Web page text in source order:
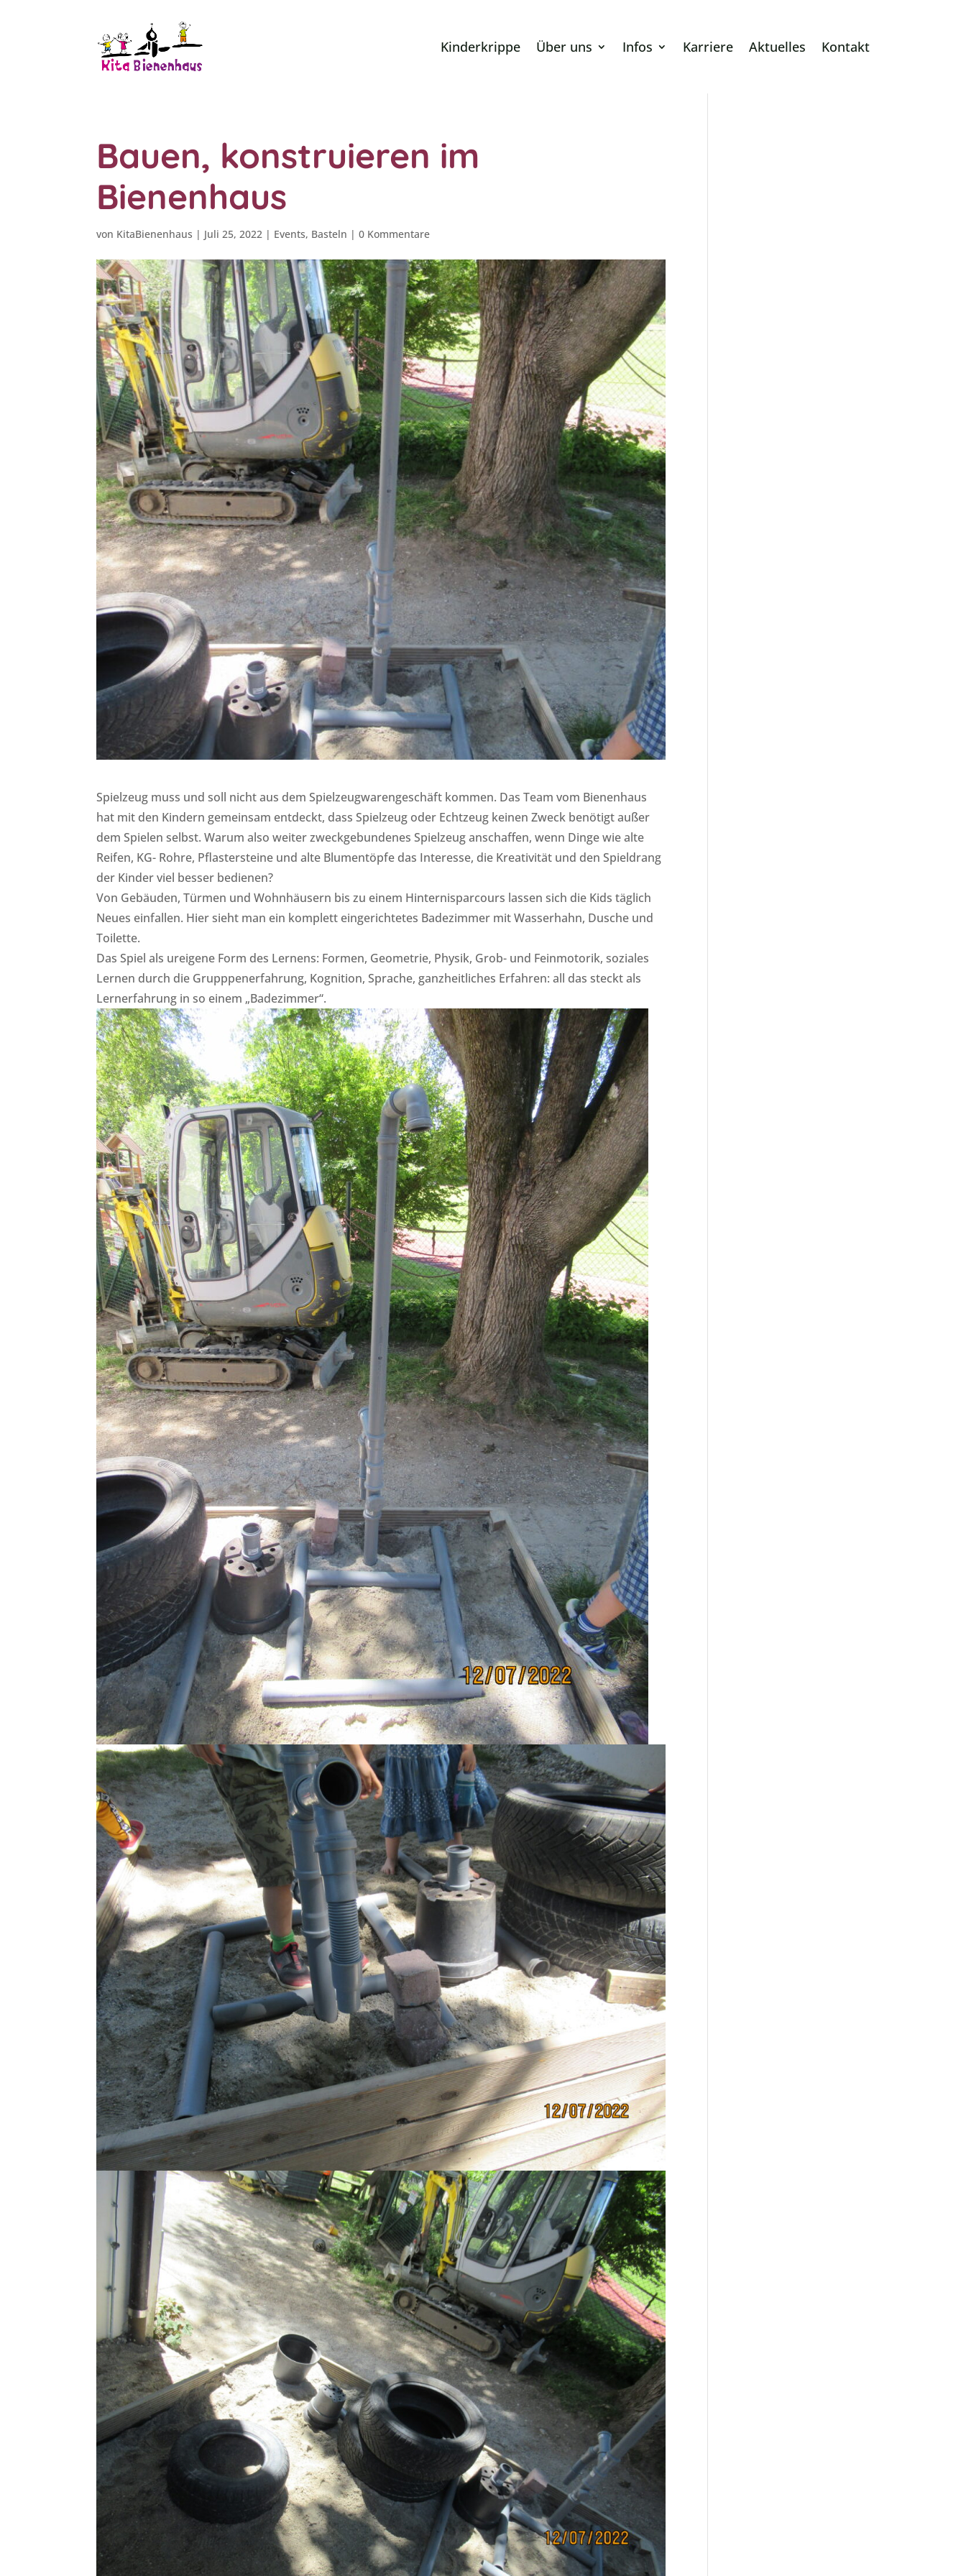
Kinderkrippe Über uns Infos Karriere Aktuelles Kontakt
Bauen, konstruieren im
Bienenhaus
von KitaBienenhaus | Juli 25, 2022 | Events, Basteln |0 Kommentare
Spielzeug muss und soll nicht aus dem Spielzeugwarengeschäft kommen. Das Team vom Bienenhaus
hat mit den Kindern gemeinsam entdeckt, dass Spielzeug oder Echtzeug keinen Zweck benötigt außer
dem Spielen selbst. Warum also weiter zweckgebundenes Spielzeug anschaffen, wenn Dinge wie alte
Reifen, KG- Rohre, Pflastersteine und alte Blumentöpfe das Interesse, die Kreativität und den Spieldrang
der Kinder viel besser bedienen?
Von Gebäuden, Türmen und Wohnhäusern bis zu einem Hinternisparcours lassen sich die Kids täglich
Neues einfallen. Hier sieht man ein komplett eingerichtetes Badezimmer mit Wasserhahn, Dusche und
Toilette.
Das Spiel als ureigene Form des Lernens: Formen, Geometrie, Physik, Grob- und Feinmotorik, soziales
Lernen durch die Grupppenerfahrung, Kognition, Sprache, ganzheitliches Erfahren: all das steckt als
Lernerfahrung in so einem „Badezimmer“.